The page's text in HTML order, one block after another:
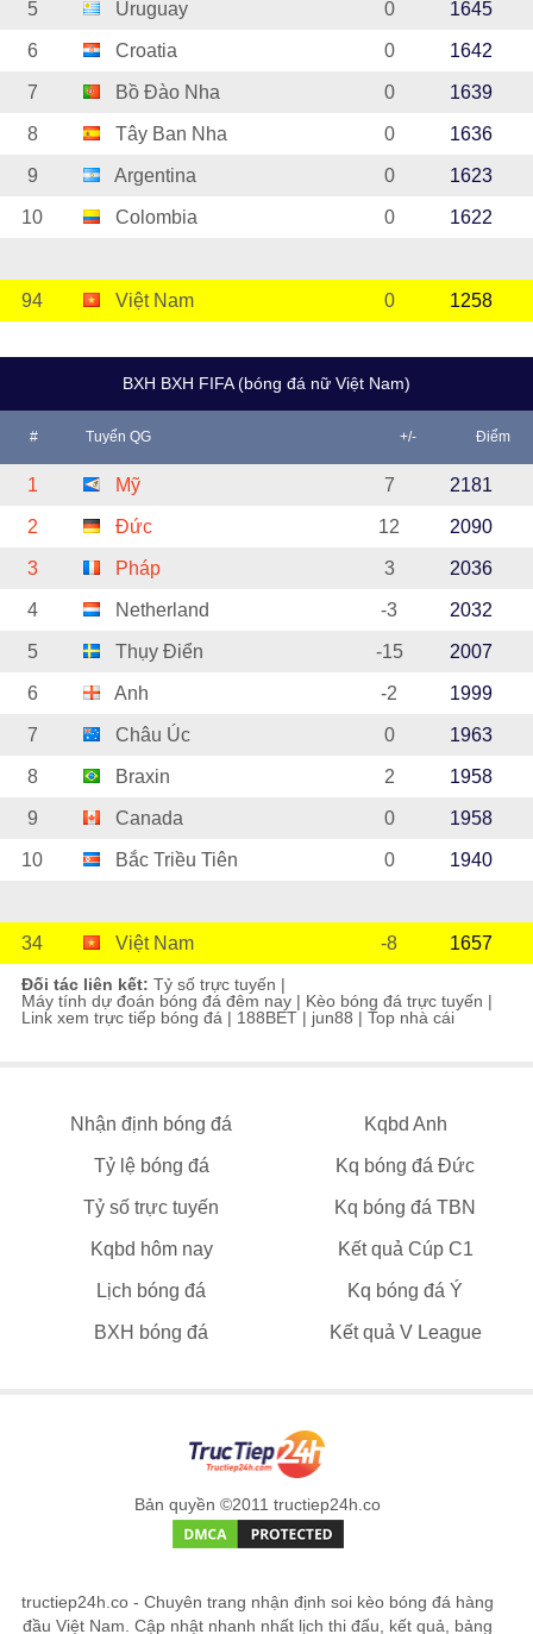
5 Uruguay 0 1645
6 Croatia 0 1642
7 Bồ Đào Nha 0 1639
8 Tây Ban Nha 0 1636
9 Argentina 0 1623
10 Colombia 0 1622
94 Việt Nam 0 1258
BXH BXH FIFA (bóng đá nữ Việt Nam)
# Tuyển QG +/- Điểm
1 Mỹ 7 2181
2 Đức 12 2090
3 Pháp 3 2036
4 Netherland -3 2032
5 Thụy Điển -15 2007
6 Anh -2 1999
7 Châu Úc 0 1963
8 Braxin 2 1958
9 Canada 0 1958
10 Bắc Triều Tiên 0 1940
34 Việt Nam -8 1657
Đối tác liên kết: Tỷ số trực tuyến |
Máy tính dự đoán bóng đá đêm nay | Kèo bóng đá trực tuyến |
Link xem trực tiếp bóng đá | 188BET | jun88 | Top nhà cái
Nhận định bóng đá Kqbd Anh
Tỷ lệ bóng đá Kq bóng đá Đức
Tỷ số trực tuyến Kq bóng đá TBN
Kqbd hôm nay Kết quả Cúp C1
Lịch bóng đá Kq bóng đá Ý
BXH bóng đá Kết quả V League
Bản quyền ©2011 tructiep24h.co
tructiep24h.co - Chuyên trang nhận định soi kèo bóng đá hàng
đầu Việt Nam. Cập nhật nhanh nhất lịch thi đấu, kết quả, bảng